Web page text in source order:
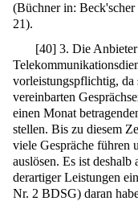
(Büchner in:
21).
[40] 3. Die
vorleistungspflichtig,
vereinbarten
einen Monat
stellen. Bis zu diesem
viele Gespräche führen
auslösen. Es ist
derartiger Leistungen
Nr. 2 BDSG) daran